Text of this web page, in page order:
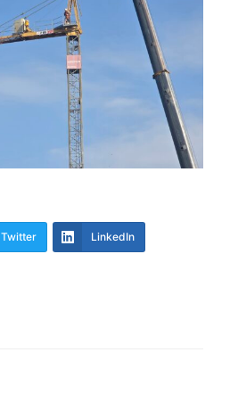
Twitter LinkedIn